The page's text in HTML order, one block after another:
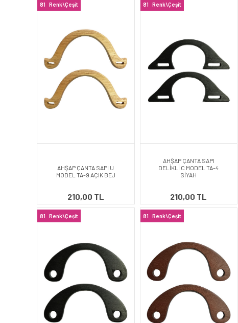
81 Renk\Çeşit
AHŞAP ÇANTA SAPI U
MODEL TA-9 AÇIK BEJ
210,00 TL
81 Renk\Çeşit
AHŞAP ÇANTA SAPI
DELİKLİ C MODEL TA-4
SİYAH
210,00 TL
81 Renk\Çeşit 81 Renk\Çeşit